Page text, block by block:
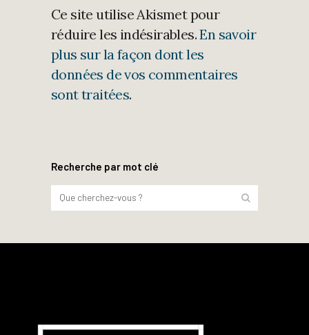
Ce site utilise Akismet pour
réduire les indésirables.En savoir
plus sur la façon dont les
données de vos commentaires
sont traitées.
Recherche par mot clé